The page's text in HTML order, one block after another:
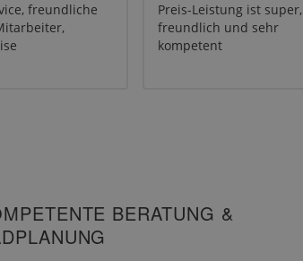
freundliche
Preis-Leistung ist super,
freundlich und sehr
kompetent
BERATUNG &